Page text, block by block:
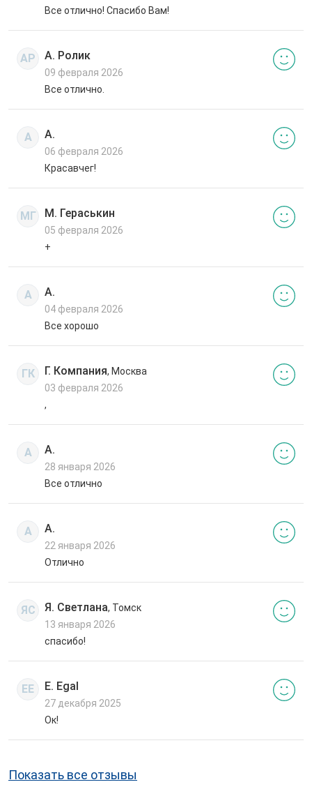
Все отлично! Спасибо Вам!
АР А. Ролик
09 февраля 2026
Все отлично.
А А.
06 февраля 2026
Красавчег!
МГ М. Гераськин
05 февраля 2026
+
А А.
04 февраля 2026
Все хорошо
ГК Г. Компания, Москва
03 февраля 2026
,
А А.
28 января 2026
Все отлично
А А.
22 января 2026
Отлично
ЯС Я. Светлана, Томск
13 января 2026
спасибо!
EE E. Egal
27 декабря 2025
Ок!
Показать все отзывы